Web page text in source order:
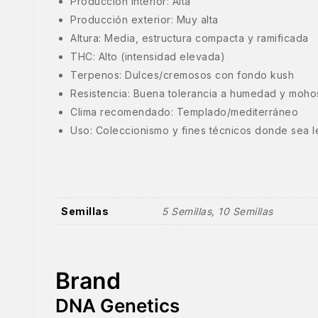
Producción exterior: Muy alta
Altura: Media, estructura compacta y ramificada
THC: Alto (intensidad elevada)
Terpenos: Dulces/cremosos con fondo kush
Resistencia: Buena tolerancia a humedad y
Clima recomendado: Templado/mediterráneo
Uso: Coleccionismo y fines técnicos donde sea
Semillas 5 Semillas, 10 Semillas
Brand
DNA Genetics